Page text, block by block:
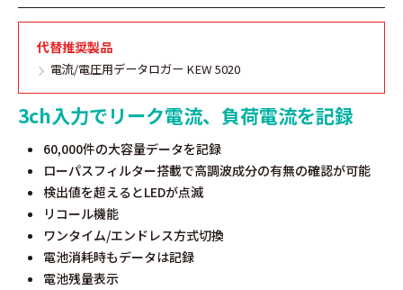
代替推奨製品
電流/電圧用データロガー KEW 5020
3ch入力でリーク電流、負荷電流を記録
60,000件の大容量データを記録
ローパスフィルター搭載で高調波成分の有無の確認が可能
検出値を超えるとLEDが点滅
リコール機能
ワンタイム/エンドレス方式切換
電池消耗時もデータは記録
電池残量表示